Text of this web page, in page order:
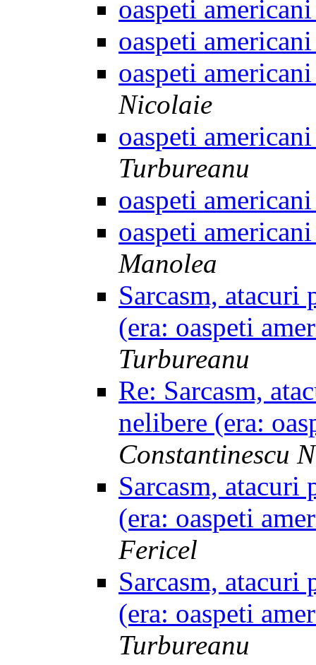
oaspeti
oaspeti
oaspeti
Nicolaie
oaspeti
Turbureanu
oaspeti
oaspeti
Manolea
Sarcasm, atacuri
(era: oaspeti
Turbureanu
Re: Sarcasm,
nelibere (era:
Constantinescu
Sarcasm, atacuri
(era: oaspeti
Fericel
Sarcasm, atacuri
(era: oaspeti
Turbureanu